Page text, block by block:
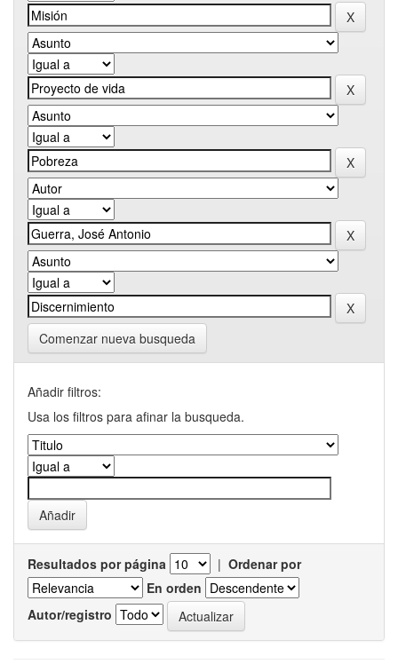
Comenzar nueva busqueda
Añadir filtros:
Usa los filtros para afinar la busqueda.
Resultados por página | Ordenar por
En orden
Autor/registro